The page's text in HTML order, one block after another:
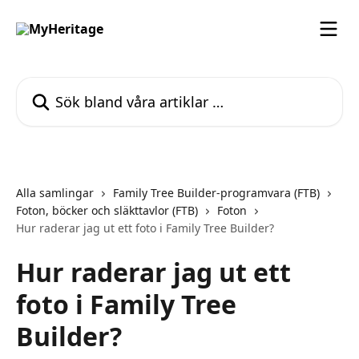
Alla samlingar
Family Tree Builder-programvara (FTB)
Foton, böcker och släkttavlor (FTB)
Foton
Hur raderar jag ut ett foto i Family Tree Builder?
Hur raderar jag ut ett
foto i Family Tree
Builder?